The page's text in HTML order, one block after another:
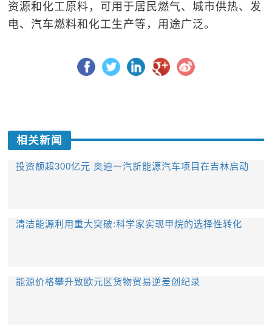
资源和化工原料，可用于居民燃气、城市供热、发
电、汽车燃料和化工生产等，用途广泛。
相关新闻
投资额超300亿元 奥迪一汽新能源汽车项目在吉林启动
清洁能源利用重大突破:科学家实现甲烷的选择性转化
能源价格攀升致欧元区货物贸易逆差创纪录